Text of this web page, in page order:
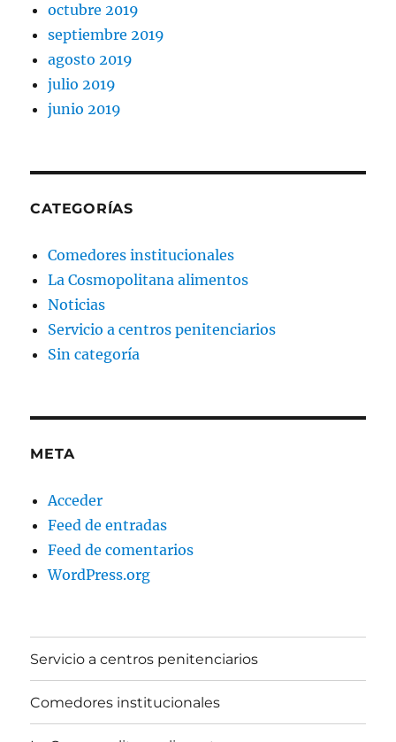
octubre 2019
septiembre 2019
agosto 2019
julio 2019
junio 2019
CATEGORÍAS
Comedores institucionales
La Cosmopolitana alimentos
Noticias
Servicio a centros penitenciarios
Sin categoría
META
Acceder
Feed de entradas
Feed de comentarios
WordPress.org
Servicio a centros penitenciarios
Comedores institucionales